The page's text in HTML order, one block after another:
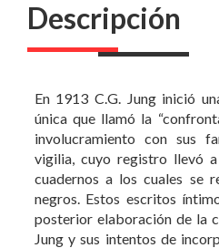
Descripción
En 1913 C.G. Jung inició
única que llamó la
involucramiento con sus
vigilia, cuyo registro llevó
cuadernos a los cuales se
negros. Estos escritos
posterior elaboración de la
Jung y sus intentos de